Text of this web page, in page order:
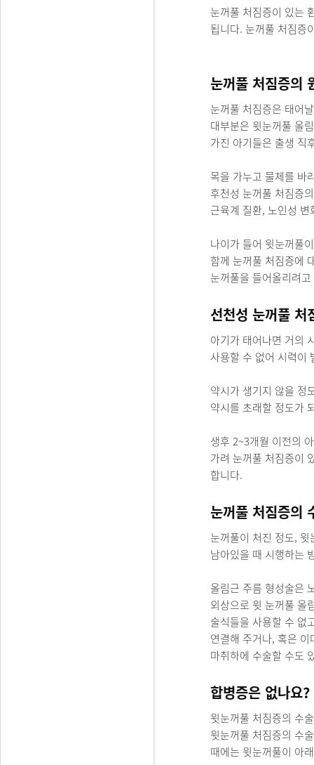
눈꺼풀 처짐증이 있는
됩니다. 눈꺼풀 처짐증
눈꺼풀 처짐증의
눈꺼풀 처짐증은 태어
대부분은 윗눈꺼풀 올
가진 아기들은 출생 직
목을 가누고 물체를 바
후천성 눈꺼풀 처짐증
근육계 질환, 노인성
나이가 들어 윗눈꺼풀
함께 눈꺼풀 처짐증에
눈꺼풀을 들어올리려
선천성 눈꺼풀 처
아기가 태어나면 거의
사용할 수 없어 시력이
약시가 생기지 않을 정
약시를 초래할 정도가
생후 2~3개월 이전의
가려 눈꺼풀 처짐증이
합니다.
눈꺼풀 처짐증의
눈꺼풀이 처진 정도,
남아있을 때 시행하는
올림근 주름 형성술은
외상으로 윗 눈꺼풀 올
술식들을 사용할 수 없
연결해 주거나, 혹은
마취하에 수술할 수도
합병증은 없나요?
윗눈꺼풀 처짐증의 수
윗눈꺼풀 처짐증의 수
때에는 윗눈꺼풀이 아